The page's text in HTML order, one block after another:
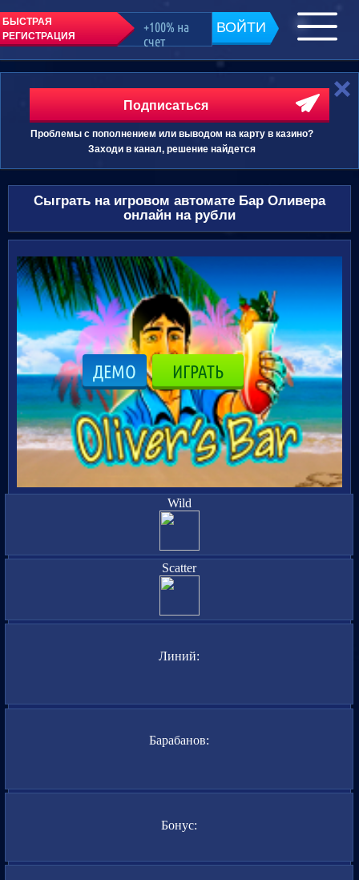
БЫСТРАЯ
РЕГИСТРАЦИЯ
+100% на
счет
ВОЙТИ
Подписаться
Проблемы с пополнением или выводом на карту в казино?
Заходи в канал, решение найдется
Сыграть на игровом автомате Бар Оливера
онлайн на рубли
ДЕМО ИГРАТЬ
Wild
Scatter
Линий:
Барабанов:
Бонус: